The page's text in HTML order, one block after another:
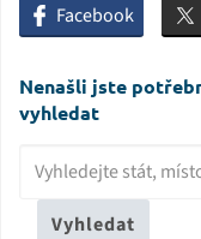
Facebook
Nenašli jste
vyhledat
Vyhledat